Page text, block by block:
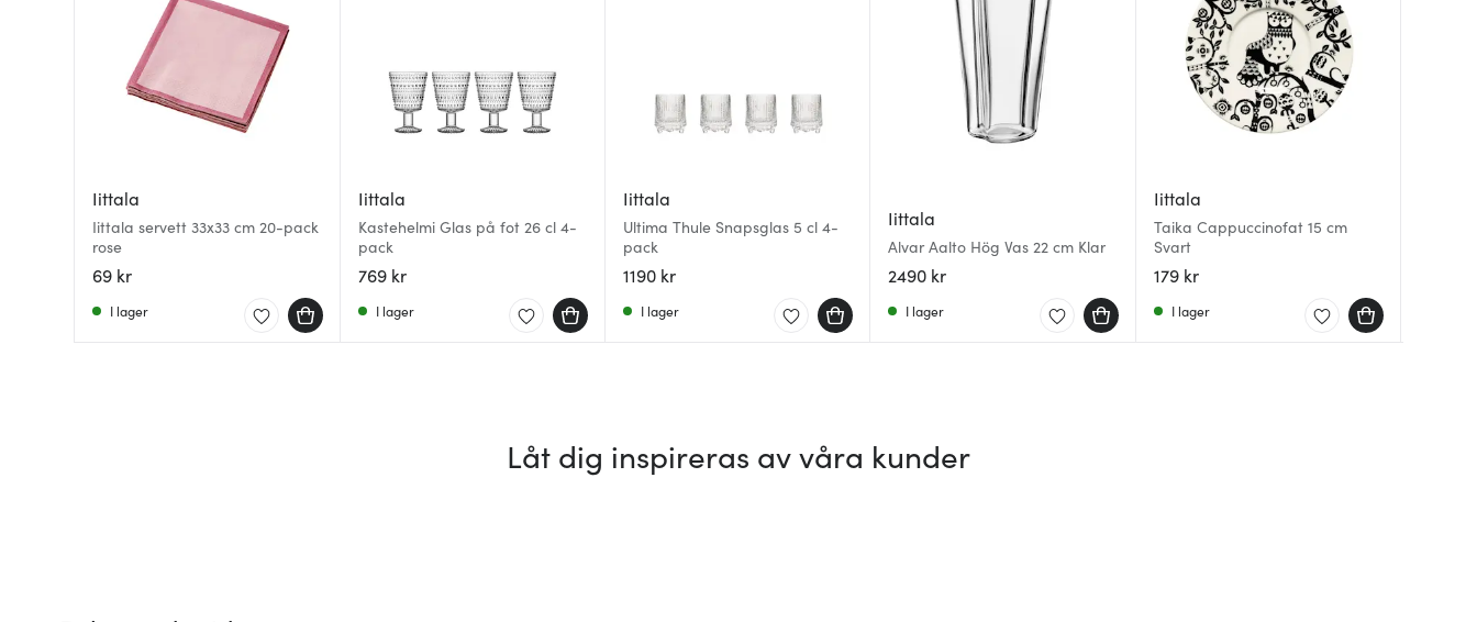
Iittala
Iittala servett 33x33 cm 20-pack
rose
69 kr
I lager
Iittala
Kastehelmi Glas på fot 26 cl 4-
pack
769 kr
I lager
Iittala
Ultima Thule Snapsglas 5 cl 4-
pack
1190 kr
I lager
Iittala
Alvar Aalto Hög Vas 22 cm Klar
2490 kr
I lager
Iittala
Taika Cappuccinofat 15 cm
Svart
179 kr
I lager
Låt dig inspireras av våra kunder